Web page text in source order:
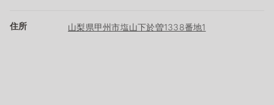
住所 山梨県甲州市塩山下於曽1338番地1